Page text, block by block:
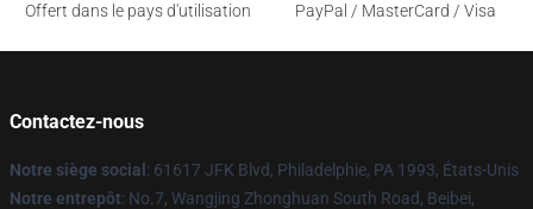
Offert dans le pays d'utilisation
PayPal / MasterCard / Visa
Contactez-nous
Notre siège social : 61617 JFK Blvd, Philadelphie, PA 1993, États-Unis
Notre entrepôt: No.7, Wangjing Zhonghuan South Road, Beibei,